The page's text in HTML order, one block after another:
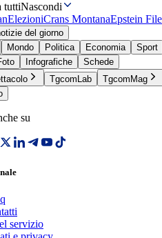
tuttiNascondi
ElezioniCrans MontanaEpstein
del giorno
Mondo Politica Economia Sport
Infografiche
Schede
TgcomLab TgcomMag
su
servizio